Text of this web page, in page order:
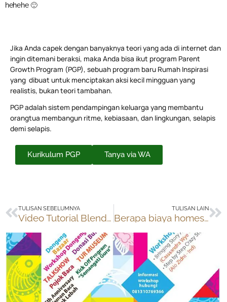
hehehe 🙂
Jika Anda capek dengan banyaknya teori yang ada di internet dan
ingin ditemani beraksi, maka Anda bisa ikut program Parent
Growth Program (PGP), sebuah program baru Rumah Inspirasi
yang dibuat untuk menciptakan aksi kecil mingguan yang
realistis, bukan teori tambahan.
PGP adalah sistem pendampingan keluarga yang membantu
orangtua membangun ritme, kebiasaan, dan lingkungan, selapis
demi selapis.
Kurikulum PGP Tanya via WA
Prev
TULISAN SEBELUMNYA
Video Tutorial Blender oleh Yudhis
TULISAN LAIN
Berapa biaya homeschooling?